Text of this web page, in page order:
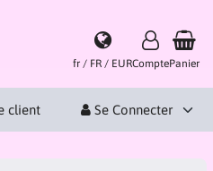
fr / FR / EURComptePanier
client Se Connecter